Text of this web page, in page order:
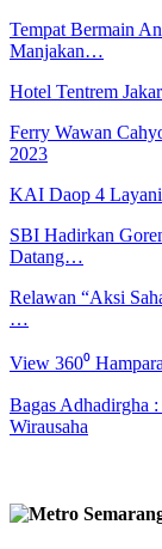
Tempat Bermain
Manjakan…
Hotel Tentrem
Ferry Wawan
2023
KAI Daop 4 Layani
SBI Hadirkan
Datang…
Relawan “Aksi
…
View 360⁰
Bagas Adhadirgha
Wirausaha